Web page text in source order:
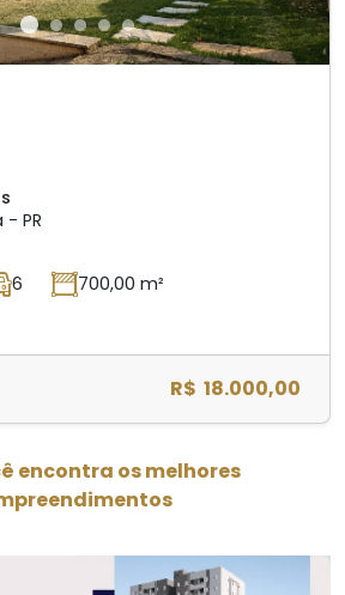
PR
6 700,00 m²
R$ 18.000,00
encontra os melhores